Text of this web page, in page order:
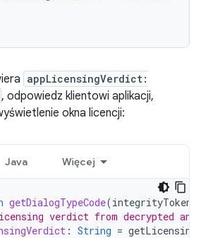
appLicensingVerdict:
, odpowiedz klientowi aplikacji,
okna licencji:
Java Więcej
getDialogTypeCode(integrityToken
verdict from decrypted
: String =